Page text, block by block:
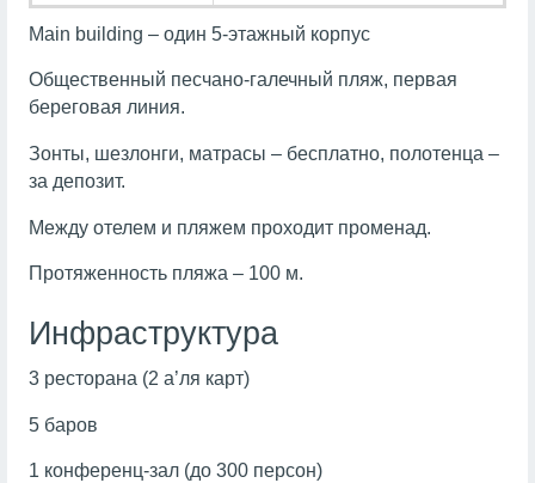
Main building – один 5-этажный корпус
Общественный песчано-галечный пляж, первая
береговая линия.
Зонты, шезлонги, матрасы – бесплатно, полотенца –
за депозит.
Между отелем и пляжем проходит променад.
Протяженность пляжа – 100 м.
Инфраструктура
3 ресторана (2 а’ля карт)
5 баров
1 конференц-зал (до 300 персон)